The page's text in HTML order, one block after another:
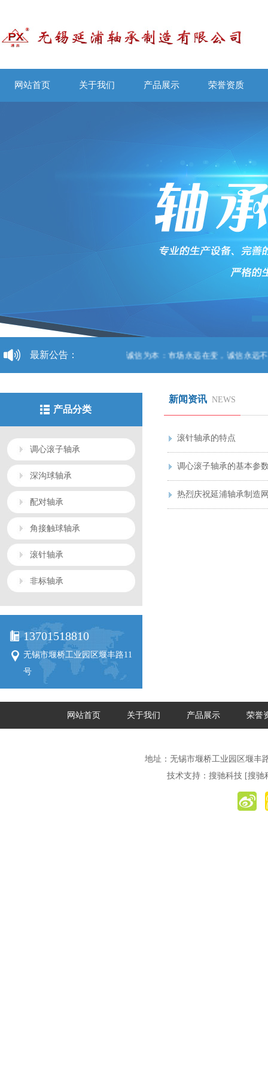
网站首页 关于我们 产品展示 荣誉资质
最新公告： 诚信为本：市场永远在变，诚信永远不变
产品分类
调心滚子轴承
深沟球轴承
配对轴承
角接触球轴承
滚针轴承
非标轴承
13701518810
无锡市堰桥工业园区堰丰路11
号
新闻资讯 NEWS
滚针轴承的特点
调心滚子轴承的基本参
热烈庆祝延浦轴承制造
网站首页 关于我们 产品展示 荣誉
地址：无锡市堰桥工业园区堰丰
技术支持： 搜驰科技 [搜驰